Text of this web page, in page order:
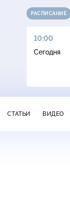
РАСПИСАНИЕ
10:00
Сегодня
СТАТЬИ ВИДЕО